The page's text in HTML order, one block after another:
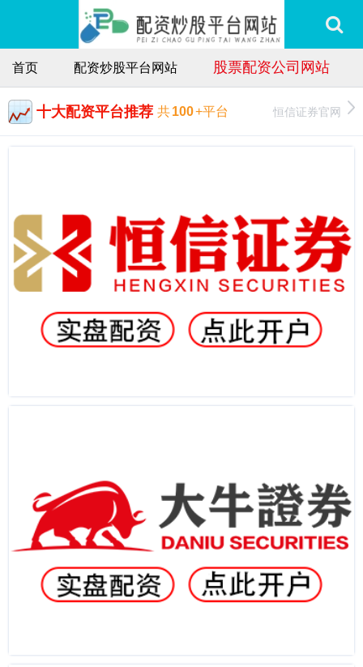
首页 配资炒股平台网站 股票配资公司网站
十大配资平台推荐 共100+平台 恒信证券官网